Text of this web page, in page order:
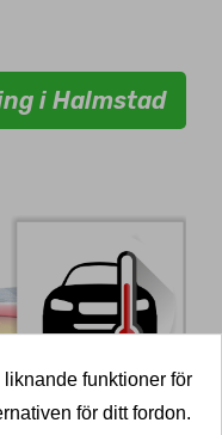
i Halmstad
funktioner för
för ditt fordon.